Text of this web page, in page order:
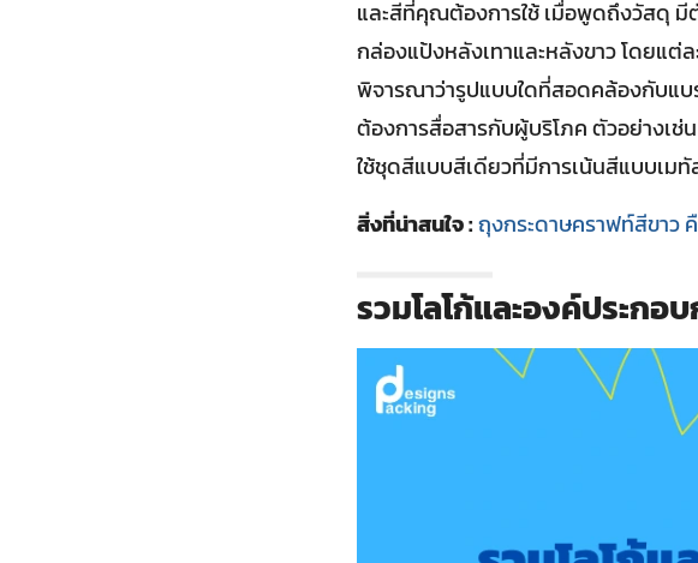
และสีที่คุณต้องการใช้ เมื่อพูดถึงวัสดุ มี
กล่องแป้งหลังเทาและหลังขาว โดยแ
พิจารณาว่ารูปแบบใดที่สอดคล้องกับ
ต้องการสื่อสารกับผู้บริโภค ตัวอย่างเ
ใช้ชุดสีแบบสีเดียวที่มีการเน้นสีแบบเม
สิ่งที่น่าสนใจ :ถุงกระดาษคราฟท์สีขาว
รวมโลโก้และองค์ประก